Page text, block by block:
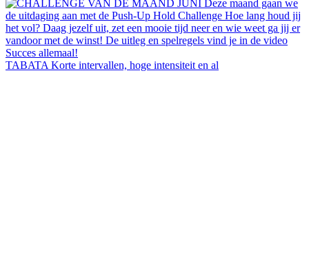
TABATA Korte intervallen, hoge intensiteit en al